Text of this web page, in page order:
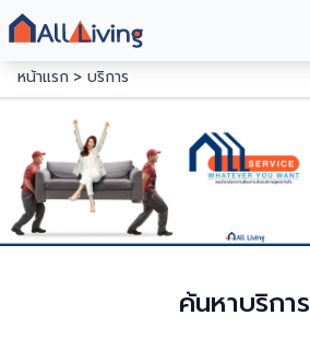
หน้าแรก
บริการ
ค้นหาบริการ